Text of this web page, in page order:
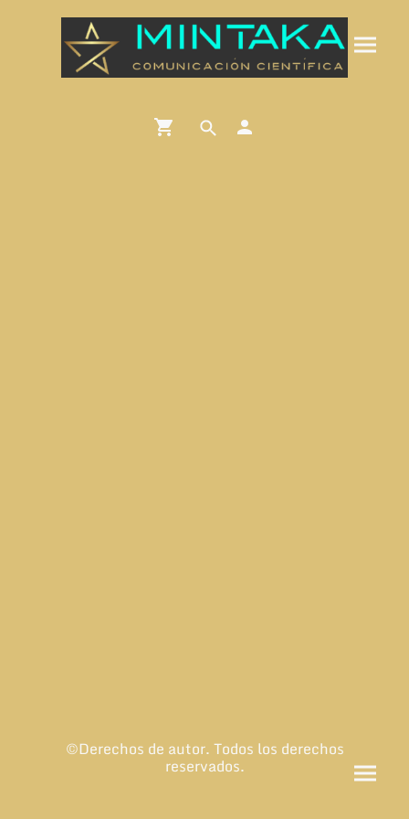
©Derechos de autor. Todos los derechos
reservados.